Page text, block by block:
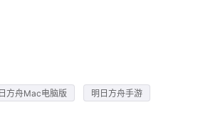
方舟Mac电脑版
明日方舟手游